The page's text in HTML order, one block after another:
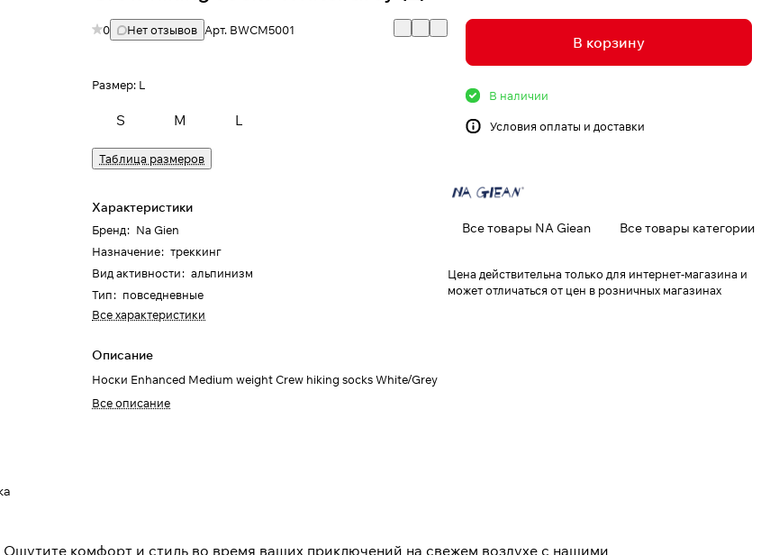
0 Нет отзывов Арт. BWCM5001
Размер: L
S M L
Таблица размеров
Характеристики
Бренд: Na Gien
Назначение: треккинг
Вид активности: альпинизм
Тип: повседневные
Все характеристики
Описание
Носки Enhanced Medium weight Crew hiking socks White/Grey
Все описание
В корзину
В наличии
Условия оплаты и доставки
Все товары NA Giean Все товары категории
Цена действительна только для интернет-магазина и
может отличаться от цен в розничных магазинах
Ощутите комфорт и стиль во время ваших приключений на свежем воздухе с нашими